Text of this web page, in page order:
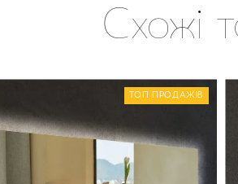
Схожі
ТОП ПРОДАЖІВ